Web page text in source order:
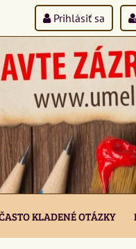
Prihlásiť sa
KLADENÉ OTÁZKY